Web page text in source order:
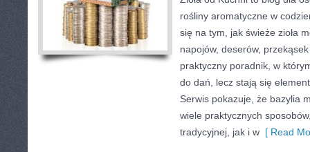
rośliny aromatyczne w
się na tym, jak świeże zioła
napojów, deserów,
praktyczny poradnik, w
do dań, lecz stają się
Serwis pokazuje, że bazylia
wiele praktycznych
tradycyjnej, jak i w [ Read